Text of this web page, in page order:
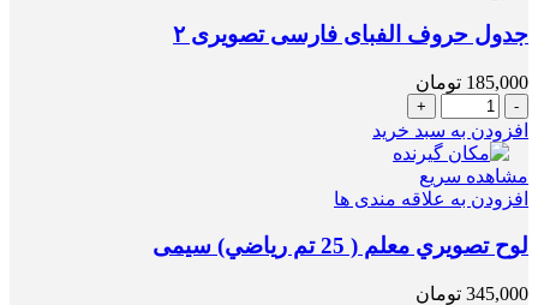
عدد
جدول حروف الفبای فارسی تصویری ۲
185,000 تومان
جدول
حروف
الفبای
فارسی
تصویری
عدد
افزودن به سبد خرید
مشاهده سریع
افزودن به علاقه مندی ها
لوح تصويري معلم ( 25 تم رياضي) سیمی
345,000 تومان